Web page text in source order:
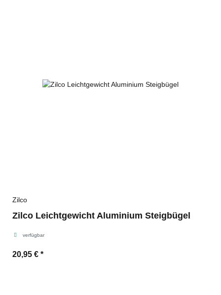
Zilco
Zilco Leichtgewicht Aluminium Steigbügel
verfügbar
20,95 € *